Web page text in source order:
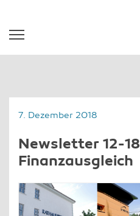
7. Dezember 2018
Newsletter 12-
Finanzausgleich